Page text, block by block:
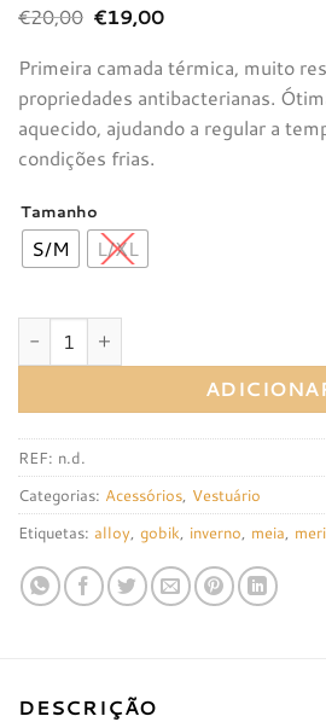
€20,00 O
preço
original
era:
€20,00.
€19,00O
atual
é:
€19,00.
Primeira camada térmica, muito
propriedades antibacterianas.
aquecido, ajudando a regular a
condições frias.
Tamanho
S/M L/XL
Quantidade de Meias Gobik Merino
REF: n.d.
Categorias: Acessórios, Vestuário
Etiquetas: alloy, gobik, inverno, meia,
DESCRIÇÃO